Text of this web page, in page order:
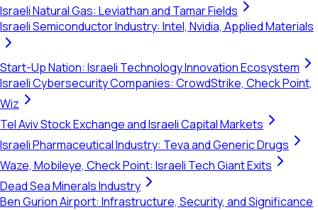
Israeli Natural Gas: Leviathan and Tamar Fields
Israeli Semiconductor Industry: Intel, Nvidia, Applied Materials
Start-Up Nation: Israeli Technology Innovation Ecosystem
Israeli Cybersecurity Companies: CrowdStrike, Check Point,
Wiz
Tel Aviv Stock Exchange and Israeli Capital Markets
Israeli Pharmaceutical Industry: Teva and Generic Drugs
Waze, Mobileye, Check Point: Israeli Tech Giant Exits
Dead Sea Minerals Industry
Ben Gurion Airport: Infrastructure, Security, and Significance